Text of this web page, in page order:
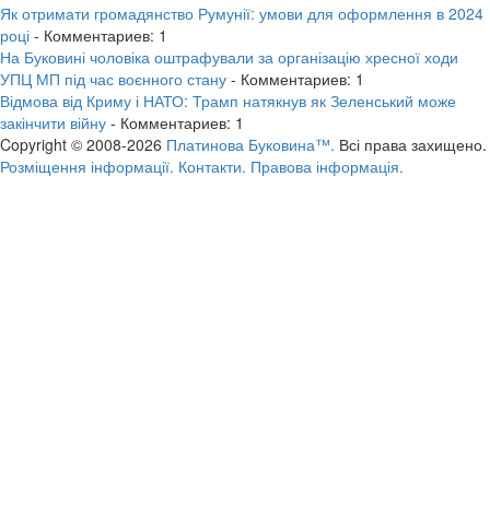
Як отримати громадянство Румунії: умови для оформлення в 2024
році - Комментариев: 1
На Буковині чоловіка оштрафували за організацію хресної ходи
УПЦ МП під час воєнного стану - Комментариев: 1
Відмова від Криму і НАТО: Трамп натякнув як Зеленський може
закінчити війну - Комментариев: 1
Copyright © 2008-2026 Платинова Буковина™. Всі права захищено.
Розміщення інформації. Контакти. Правова інформація.